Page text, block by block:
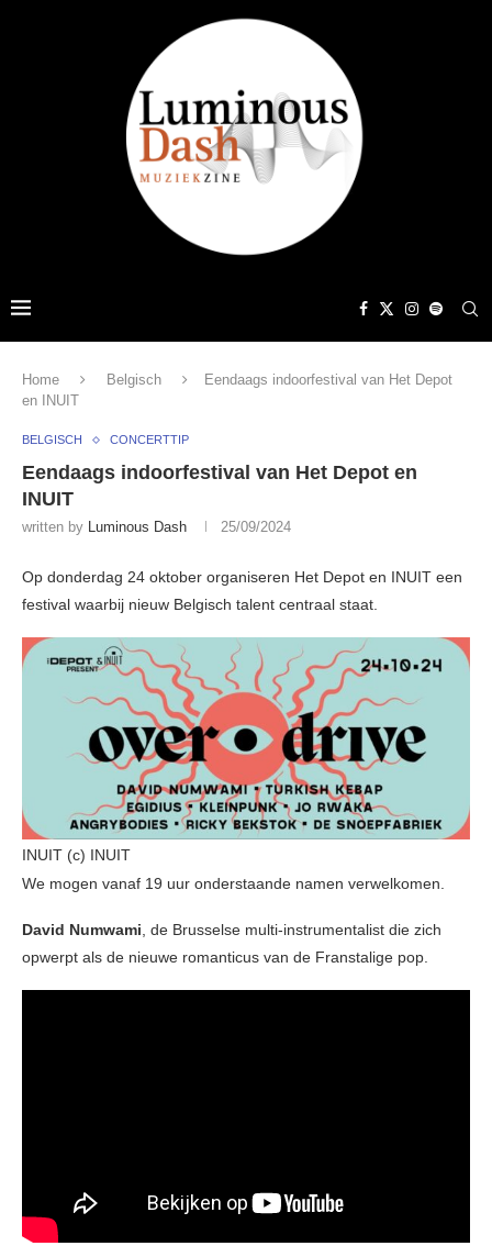
Home Belgisch
Eendaags indoorfestival van Het Depot
en INUIT
BELGISCH CONCERTTIP
Eendaags indoorfestival van Het Depot en
INUIT
written by Luminous Dash 25/09/2024
Op donderdag 24 oktober organiseren Het Depot en INUIT een
festival waarbij nieuw Belgisch talent centraal staat.
INUIT (c) INUIT
We mogen vanaf 19 uur onderstaande namen verwelkomen.
David Numwami , de Brusselse multi-instrumentalist die zich
opwerpt als de nieuwe romanticus van de Franstalige pop.